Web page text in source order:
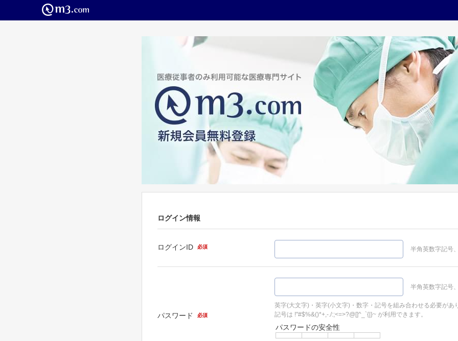
ログイン情報
ログインID 必須 半角英数字記号
パスワード 必須
半角英数字記号
英字(大文字)・英字(小文字)・数字・記号を組み合わせる必要があ
記号は !"#$%&()*+,-./:;<=>?@[]^_`{|}~ が利用できます。
パスワードの安全性